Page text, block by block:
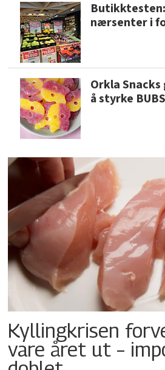
nærsenter i
Orkla
å styrke BUBS
Kyllingkrisen
vare året ut –